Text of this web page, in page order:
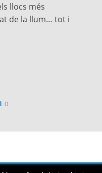
llocs més
de la llum… tot i
0